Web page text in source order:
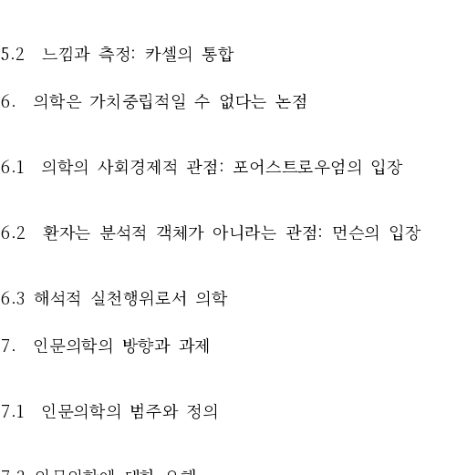
5.2  느낌과 측정: 카셀의 통합
6.  의학은 가치중립적일 수 없다는 논점
6.1  의학의 사회경제적 관점: 포어스트로우엄의 입장
6.2  환자는 분석적 객체가 아니라는 관점: 먼슨의 입장
6.3 해석적 실천행위로서 의학
7.  인문의학의 방향과 과제
7.1  인문의학의 범주와 정의